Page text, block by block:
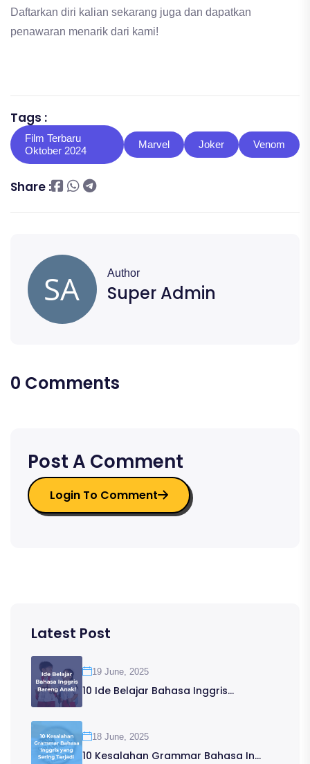
Daftarkan diri kalian sekarang juga dan dapatkan
penawaran menarik dari kami!
Tags :
Film Terbaru
Oktober 2024
Marvel Joker Venom
Share :
Author
Super Admin
0 Comments
Post A Comment
Login To Comment
Latest Post
19 June, 2025
10 Ide Belajar Bahasa Inggris...
18 June, 2025
10 Kesalahan Grammar Bahasa In...